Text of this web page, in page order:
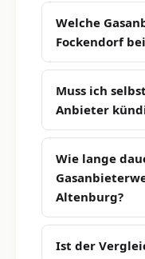
Welche
Fockendorf
Muss ich
Anbieter
Wie lange
Altenburg?
Ist der